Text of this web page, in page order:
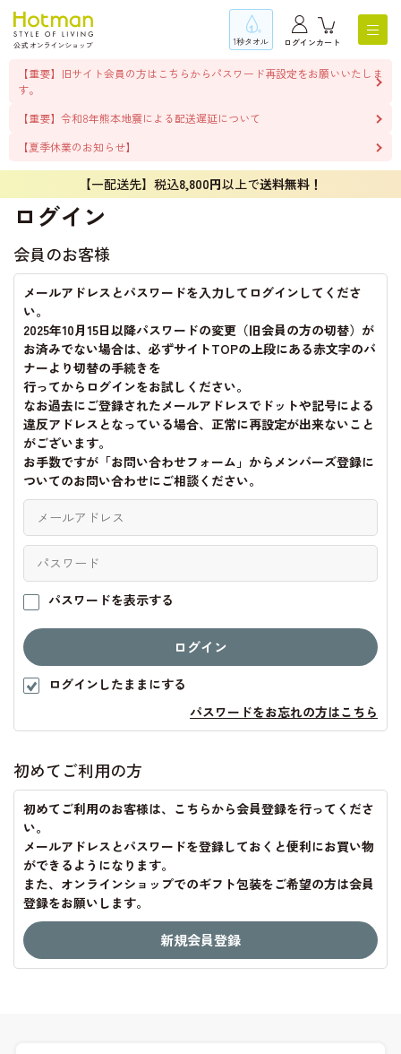
1秒タオル ログインカート
【重要】旧サイト会員の方はこちらからパスワード再設定をお願いいたしま
す。
【重要】令和8年熊本地震による配送遅延について
【夏季休業のお知らせ】
【一配送先】税込8,800円以上で送料無料！
ログイン
会員のお客様
メールアドレスとパスワードを入力してログインしてくださ
い。
2025年10月15日以降パスワードの変更（旧会員の方の切替）が
お済みでない場合は、必ずサイトTOPの上段にある赤文字のバ
ナーより切替の手続きを
行ってからログインをお試しください。
なお過去にご登録されたメールアドレスでドットや記号による
違反アドレスとなっている場合、正常に再設定が出来ないこと
がございます。
お手数ですが「お問い合わせフォーム」からメンバーズ登録に
ついてのお問い合わせにご相談ください。
パスワードを表示する
ログインしたままにする
パスワードをお忘れの方はこちら
初めてご利用の方
初めてご利用のお客様は、こちらから会員登録を行ってくださ
い。
メールアドレスとパスワードを登録しておくと便利にお買い物
ができるようになります。
また、オンラインショップでのギフト包装をご希望の方は会員
登録をお願いします。